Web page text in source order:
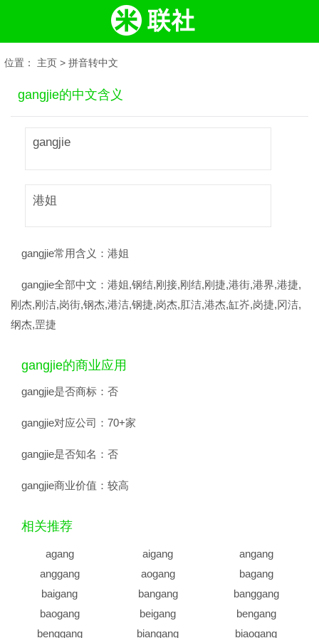
位置： 主页 > 拼音转中文
gangjie的中文含义
gangjie
港姐
gangjie常用含义： 港姐
gangjie全部中文： 港姐,钢结,刚接,刚结,刚捷,港街,港界,港捷,
刚杰,刚洁,岗街,钢杰,港洁,钢捷,岗杰,肛洁,港杰,缸岕,岗捷,冈洁,
纲杰,罡捷
gangjie的商业应用
gangjie是否商标： 否
gangjie对应公司： 70+家
gangjie是否知名： 否
gangjie商业价值： 较高
相关推荐
agang aigang
angang
anggang
aogang
bagang
baigang
bangang
banggang
baogang
beigang
bengang
benggang
biangang biaogang